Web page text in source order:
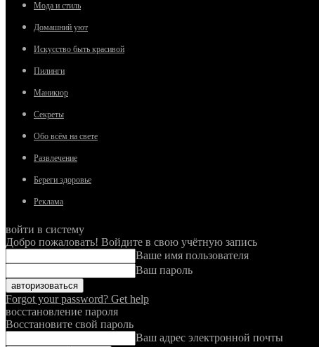
Мода и стиль
Домашний уют
Искусство быть красивой
Пилинги
Маникюр
Секреты
Обо всём на свете
Развлечение
Береги здоровье
Реклама
войти в систему
Добро пожаловать! Войдите в свою учётную запись
Ваше имя пользователя
Ваш пароль
Forgot your password? Get help
восстановление пароля
Восстановите свой пароль
Ваш адрес электронной почты